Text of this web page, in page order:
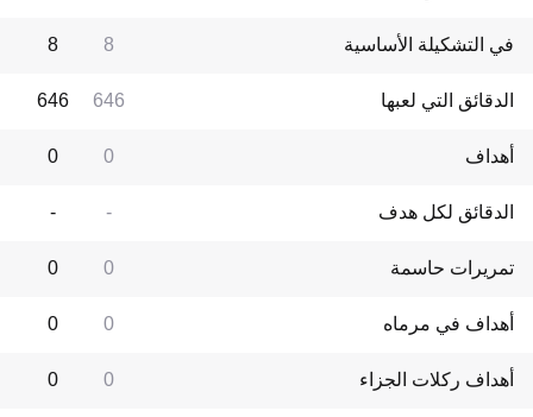
في التشكيلة الأساسية 8
8
الدقائق التي لعبها 646
646
أهداف 0
0
الدقائق لكل هدف -
-
تمريرات حاسمة 0
0
أهداف في مرماه 0
0
أهداف ركلات الجزاء 0
0